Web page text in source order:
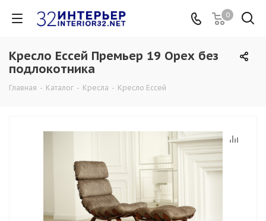
0
Кресло Ессей Премьер 19 Орех без
подлокотника
Главная - Каталог - Кресла - Кресло Ессей